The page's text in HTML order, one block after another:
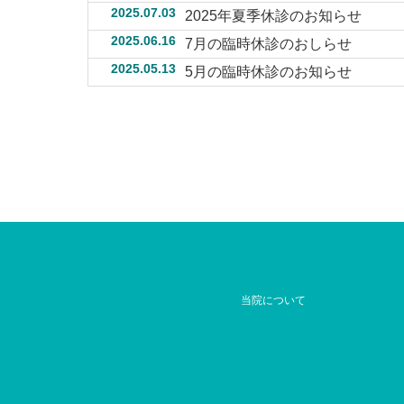
2025.07.03 2025年夏季休診のお知らせ
2025.06.16 7月の臨時休診のおしらせ
2025.05.13 5月の臨時休診のお知らせ
当院について